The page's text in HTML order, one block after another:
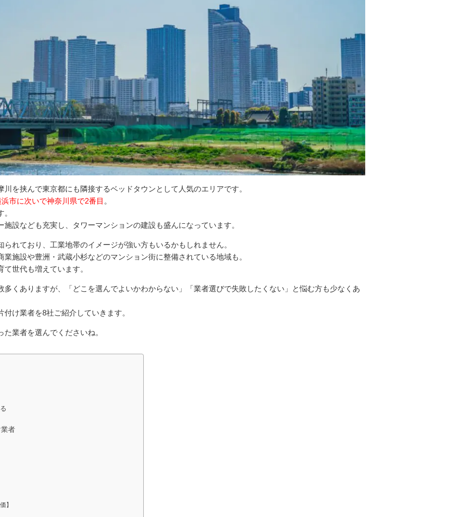
を挟んで東京都にも隣接するベッドタウンとして人気のエリアです。
市に次いで神奈川県で2番目 。
。
設なども充実し、タワーマンションの建設も盛んになっています。
られており、工業地帯のイメージが強い方もいるかもしれません。
施設や豊洲・武蔵小杉などのマンション街に整備されている地域も。
世代も増えています。
くありますが、「どこを選んでよいかわからない」「業者選びで失敗したくない」と悩む方も少なくあ
け業者を8社ご紹介していきます。
業者を選んでくださいね。
者
】